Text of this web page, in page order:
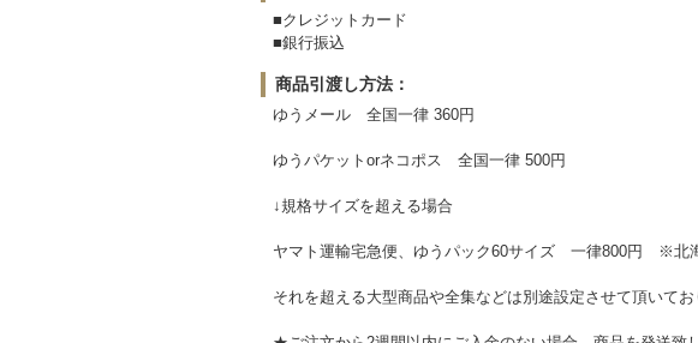
■クレジットカード
■銀行振込
商品引渡し方法：
ゆうメール 全国一律 360円
ゆうパケットorネコポス 全国一律 500円
↓規格サイズを超える場合
ヤマト運輸宅急便、ゆうパック60サイズ 一律800円 ※北
それを超える大型商品や全集などは別途設定させて頂いてお